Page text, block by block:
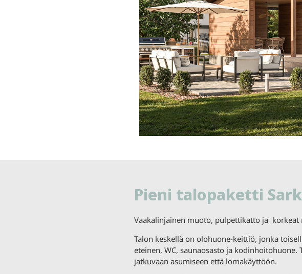
Pieni talopaketti
Vaakalinjainen muoto, pulpettikatto ja
Talon keskellä on olohuone-keittiö, jonka
eteinen, WC, saunaosasto ja
jatkuvaan asumiseen että lomakäyttöön.